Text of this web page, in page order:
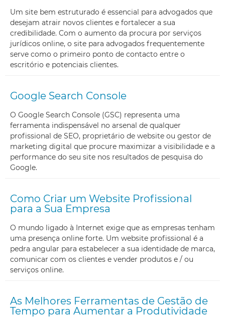
Um site bem estruturado é essencial para advogados que
desejam atrair novos clientes e fortalecer a sua
credibilidade. Com o aumento da procura por serviços
jurídicos online, o site para advogados frequentemente
serve como o primeiro ponto de contacto entre o
escritório e potenciais clientes.
Google Search Console
O Google Search Console (GSC) representa uma
ferramenta indispensável no arsenal de qualquer
profissional de SEO, proprietário de website ou gestor de
marketing digital que procure maximizar a visibilidade e a
performance do seu site nos resultados de pesquisa do
Google.
Como Criar um Website Profissional
para a Sua Empresa
O mundo ligado à Internet exige que as empresas tenham
uma presença online forte. Um website profissional é a
pedra angular para estabelecer a sua identidade de marca,
comunicar com os clientes e vender produtos e / ou
serviços online.
As Melhores Ferramentas de Gestão de
Tempo para Aumentar a Produtividade